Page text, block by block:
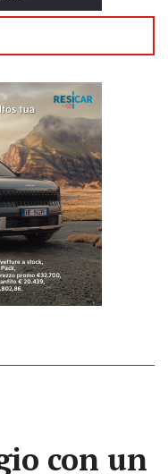
con un